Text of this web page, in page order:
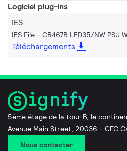
Logiciel plug-ins
IES
IES File - CR467B LED35/NW PSU
Téléchargements
5ème étage de la tour B, le
Avenue Main Street, 20036 - CFC
Nous contacter